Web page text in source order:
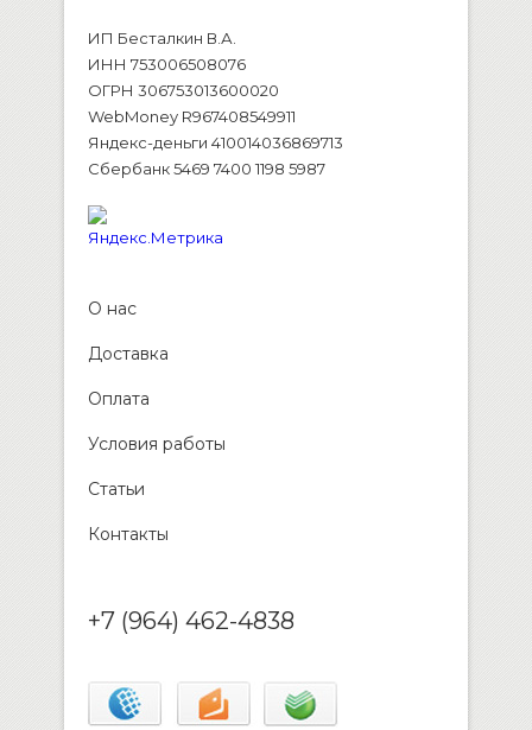
ИП Бесталкин В.А.
ИНН 753006508076
ОГРН 306753013600020
WebMoney R967408549911
Яндекс-деньги 410014036869713
Сбербанк 5469 7400 1198 5987
О нас
Доставка
Оплата
Условия работы
Статьи
Контакты
+7 (964) 462-4838